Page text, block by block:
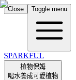
Close Toggle menu
SPARKFUL
植物保姆
喝水養成可愛植物